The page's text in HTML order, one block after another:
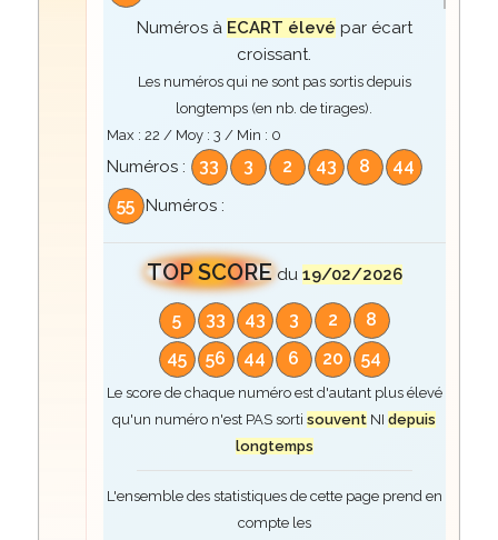
Numéros à ECART élevé par écart
croissant.
Les numéros qui ne sont pas sortis depuis
longtemps (en nb. de tirages).
Max : 22 / Moy : 3 / Min : 0
Numéros : 33 3 2 43 8
44
55 Numéros :
TOP SCORE du 19/02/2026
5 33 43 3 2
8
45
56 44 6 20 54
Le score de chaque numéro est d'autant plus élevé
qu'un numéro n'est PAS sortisouvent NIdepuis
longtemps
L'ensemble des statistiques de cette page prend en
compte les